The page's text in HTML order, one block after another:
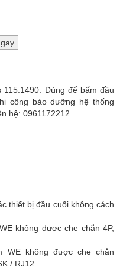
Dùng để bấm đầu
công bảo dưỡng hệ thống
hệ: 0961172212.
thiết bị đầu cuối không cách
không được che chắn 4P,
WE không được che chắn
/ RJ12